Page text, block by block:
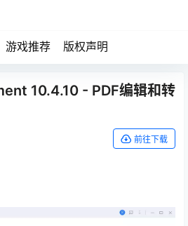
游戏推荐 版权声明
10.4.10 - PDF编辑和转
前往下载